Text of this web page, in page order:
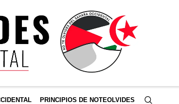
PRINCIPIOS DE NOTEOLVIDES